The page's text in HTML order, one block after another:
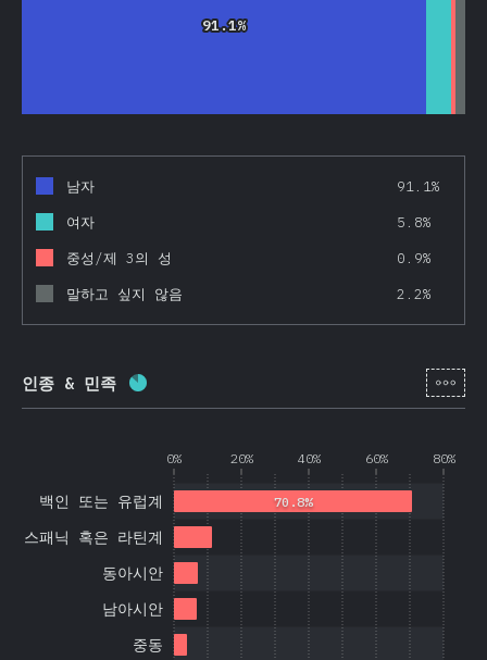
91.1%
91.1%
남자
91.1%
여자
5.8%
중성/제 3의 성
0.9%
말하고 싶지 않음
2.2%
인종 & 민족 완료율: [ko-
0% 20% 40% 60% 80%
중동
남아시안
동아시안
히스패닉 혹은 라틴계
백인 또는 유럽계 70.8%